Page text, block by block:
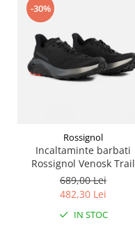
-30%
Rossignol
Incaltaminte barbati
Rossignol Venosk Trail
Running - Black
689,00 Lei
482,30 Lei
IN STOC